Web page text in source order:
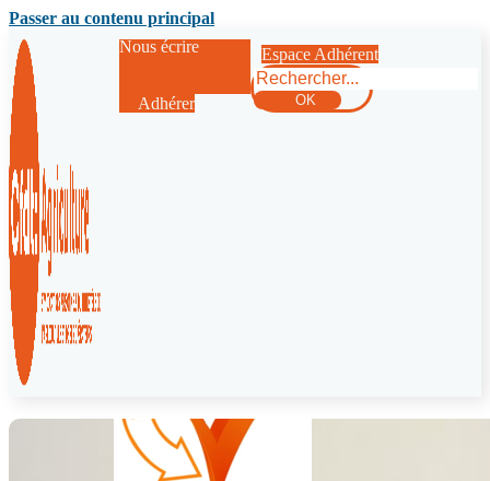
Passer au contenu principal
Nous écrire
Adhérer
Espace Adhérent
Rechercher
OK